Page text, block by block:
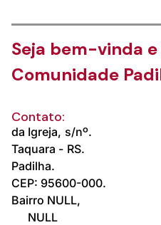
Seja bem-vinda
Comunidade
Contato:
da Igreja, s/nº.
Taquara - RS.
Padilha.
CEP: 95600-000.
Bairro NULL,
NULL